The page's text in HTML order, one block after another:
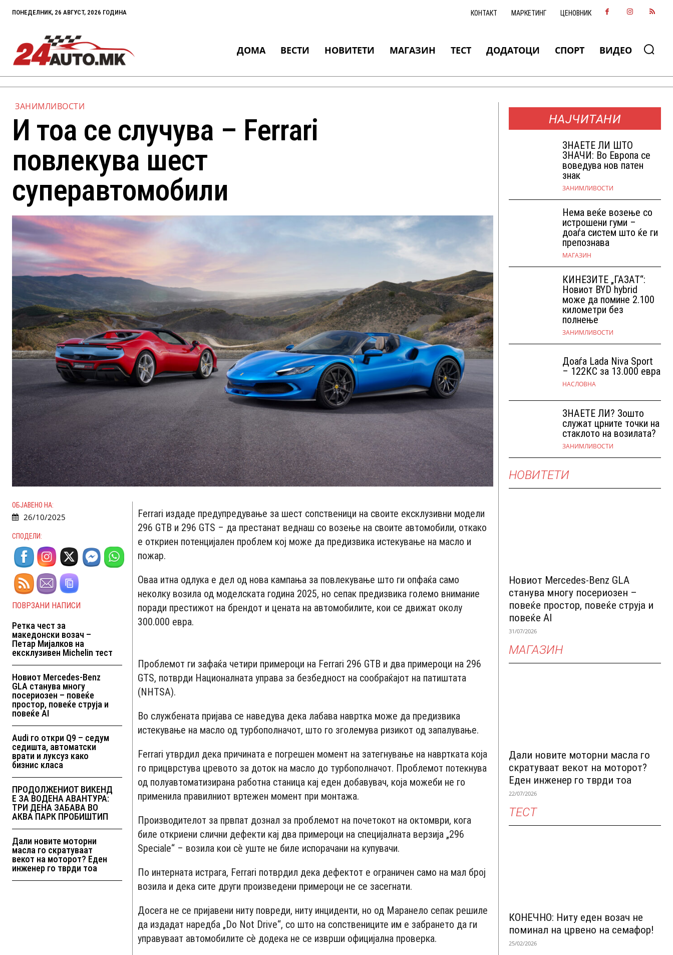
ПОНЕДЕЛНИК, 26 АВГУСТ, 2026 ГОДИНА КОНТАКТ МАРКЕТИНГ ЦЕНОВНИК
ДОМА ВЕСТИ НОВИТЕТИ МАГАЗИН ТЕСТ ДОДАТОЦИ СПОРТ ВИДЕО
ЗАНИМЛИВОСТИ
И тоа се случува – Ferrari
повлекува шест
суперавтомобили
ОБЈАВЕНО НА:
26/10/2025
СПОДЕЛИ:
ПОВРЗАНИ НАПИСИ
Ретка чест за
македонски возач –
Петар Мијалков на
ексклузивен Michelin тест
Новиот Mercedes-Benz
GLA станува многу
посериозен – повеќе
простор, повеќе струја и
повеќе AI
Audi го откри Q9 – седум
седишта, автоматски
врати и луксуз како
бизнис класа
ПРОДОЛЖЕНИОТ ВИКЕНД
Е ЗА ВОДЕНА АВАНТУРА:
ТРИ ДЕНА ЗАБАВА ВО
АКВА ПАРК ПРОБИШТИП
Дали новите моторни
масла го скратуваат
векот на моторот? Еден
инженер го тврди тоа
Ferrari издаде предупредување за шест сопственици на своите ексклузивни модели
296 GTB и 296 GTS – да престанат веднаш со возење на своите автомобили, откако
е откриен потенцијален проблем кој може да предизвика истекување на масло и
пожар.
Оваа итна одлука е дел од нова кампања за повлекување што ги опфаќа само
неколку возила од моделската година 2025, но сепак предизвика големо внимание
поради престижот на брендот и цената на автомобилите, кои се движат околу
300.000 евра.
Проблемот ги зафаќа четири примероци на Ferrari 296 GTB и два примероци на 296
GTS, потврди Националната управа за безбедност на сообраќајот на патиштата
(NHTSA).
Во службената пријава се наведува дека лабава навртка може да предизвика
истекување на масло од турбополначот, што го зголемува ризикот од запалување.
Ferrari утврдил дека причината е погрешен момент на затегнување на навртката која
го прицврстува цревото за доток на масло до турбополначот. Проблемот потекнува
од полуавтоматизирана работна станица кај еден добавувач, која можеби не го
применила правилниот вртежен момент при монтажа.
Производителот за првпат дознал за проблемот на почетокот на октомври, кога
биле откриени слични дефекти кај два примероци на специјалната верзија „296
Speciale“ – возила кои сè уште не биле испорачани на купувачи.
По интерната истрага, Ferrari потврдил дека дефектот е ограничен само на мал број
возила и дека сите други произведени примероци не се засегнати.
Досега не се пријавени ниту повреди, ниту инциденти, но од Маранело сепак решиле
да издадат наредба „Do Not Drive“, со што на сопствениците им е забрането да ги
управуваат автомобилите сè додека не се изврши официјална проверка.
НАЈЧИТАНИ
ЗНАEТЕ ЛИ ШТО
ЗНАЧИ: Во Европа се
воведува нов патен
знак
ЗАНИМЛИВОСТИ
Нема веќе возење со
истрошени гуми –
доаѓа систем што ќе ги
препознава
МАГАЗИН
КИНЕЗИТЕ „ГАЗАТ“:
Новиот BYD hybrid
може да помине 2.100
километри без
полнење
ЗАНИМЛИВОСТИ
Доаѓа Lada Niva Sport
– 122КС за 13.000 евра
НАСЛОВНА
ЗНАЕТЕ ЛИ? Зошто
служат црните точки на
стаклото на возилата?
ЗАНИМЛИВОСТИ
НОВИТЕТИ
Новиот Mercedes-Benz GLA
станува многу посериозен –
повеќе простор, повеќе струја и
повеќе AI
31/07/2026
МАГАЗИН
Дали новите моторни масла го
скратуваат векот на моторот?
Еден инженер го тврди тоа
22/07/2026
ТЕСТ
КОНЕЧНО: Ниту еден возач не
поминал на црвено на семафор!
25/02/2026